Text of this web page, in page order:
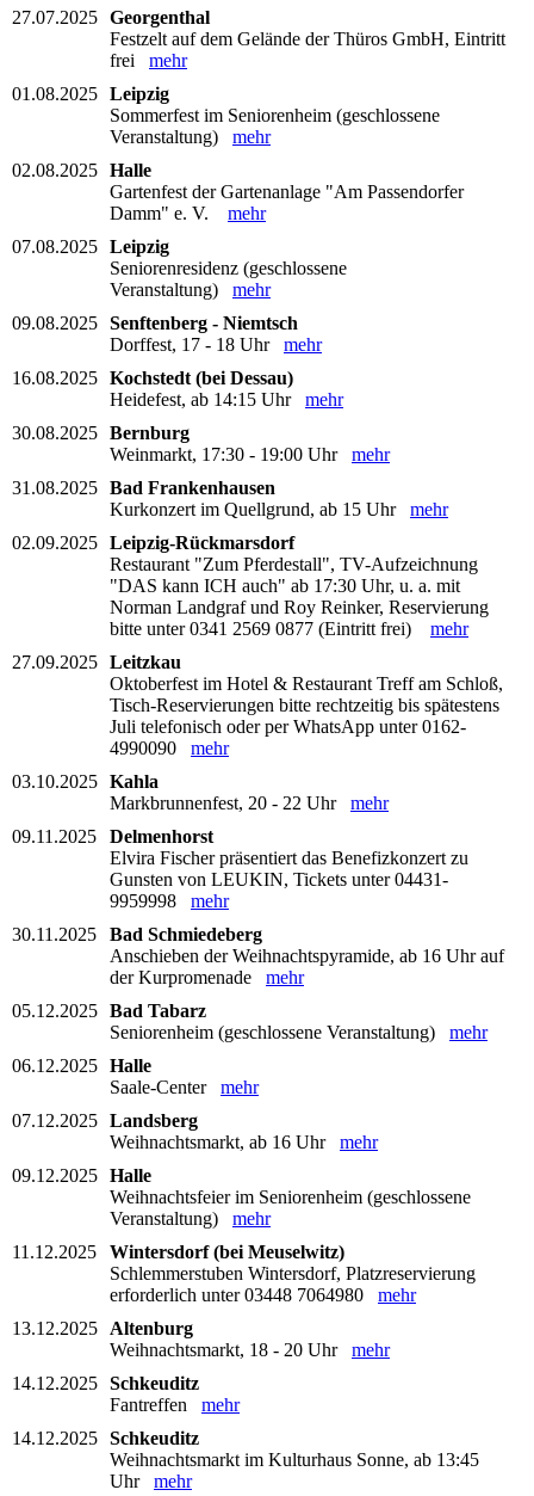
27.07.2025 Georgenthal
Festzelt auf dem Gelände der Thüros GmbH, Eintritt
frei mehr
01.08.2025 Leipzig
Sommerfest im Seniorenheim (geschlossene
Veranstaltung) mehr
02.08.2025 Halle
Gartenfest der Gartenanlage "Am Passendorfer
Damm" e. V. mehr
07.08.2025 Leipzig
Seniorenresidenz (geschlossene
Veranstaltung) mehr
09.08.2025 Senftenberg - Niemtsch
Dorffest, 17 - 18 Uhr mehr
16.08.2025 Kochstedt (bei Dessau)
Heidefest, ab 14:15 Uhr mehr
30.08.2025 Bernburg
Weinmarkt, 17:30 - 19:00 Uhr mehr
31.08.2025 Bad Frankenhausen
Kurkonzert im Quellgrund, ab 15 Uhr mehr
02.09.2025 Leipzig-Rückmarsdorf
Restaurant "Zum Pferdestall", TV-Aufzeichnung
"DAS kann ICH auch" ab 17:30 Uhr, u. a. mit
Norman Landgraf und Roy Reinker, Reservierung
bitte unter 0341 2569 0877 (Eintritt frei) mehr
27.09.2025 Leitzkau
Oktoberfest im Hotel & Restaurant Treff am Schloß,
Tisch-Reservierungen bitte rechtzeitig bis spätestens
Juli telefonisch oder per WhatsApp unter 0162-
4990090 mehr
03.10.2025 Kahla
Markbrunnenfest, 20 - 22 Uhr mehr
09.11.2025
Delmenhorst
Elvira Fischer präsentiert das Benefizkonzert zu
Gunsten von LEUKIN, Tickets unter 04431-
9959998 mehr
30.11.2025
Bad Schmiedeberg
Anschieben der Weihnachtspyramide, ab 16 Uhr auf
der Kurpromenade mehr
05.12.2025 Bad Tabarz
Seniorenheim (geschlossene Veranstaltung) mehr
06.12.2025 Halle
Saale-Center mehr
07.12.2025 Landsberg
Weihnachtsmarkt, ab 16 Uhr mehr
09.12.2025 Halle
Weihnachtsfeier im Seniorenheim (geschlossene
Veranstaltung) mehr
11.12.2025
Wintersdorf (bei Meuselwitz)
Schlemmerstuben Wintersdorf, Platzreservierung
erforderlich unter 03448 7064980 mehr
13.12.2025
Altenburg
Weihnachtsmarkt, 18 - 20 Uhr mehr
14.12.2025 Schkeuditz
Fantreffen mehr
14.12.2025 Schkeuditz
Weihnachtsmarkt im Kulturhaus Sonne, ab 13:45
Uhr mehr